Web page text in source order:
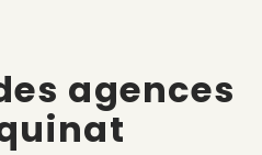
agences